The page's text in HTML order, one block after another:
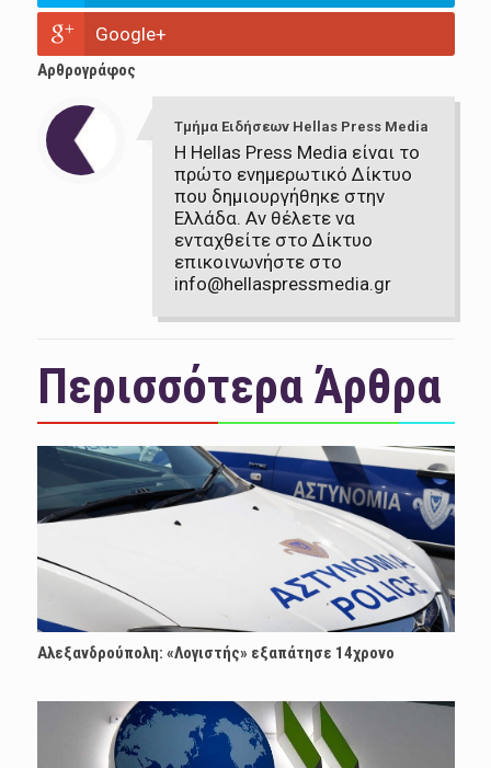
Google+
Αρθρογράφος
Τμήμα Ειδήσεων Hellas Press Media
Η Hellas Press Media είναι το
πρώτο ενημερωτικό Δίκτυο
που δημιουργήθηκε στην
Ελλάδα. Αν θέλετε να
ενταχθείτε στο Δίκτυο
επικοινωνήστε στο
info@hellaspressmedia.gr
Περισσότερα Άρθρα
Αλεξανδρούπολη: «Λογιστής» εξαπάτησε 14χρονο